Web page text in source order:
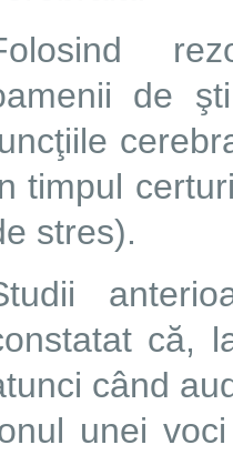
de
timpul
stres).
că,
când
unei